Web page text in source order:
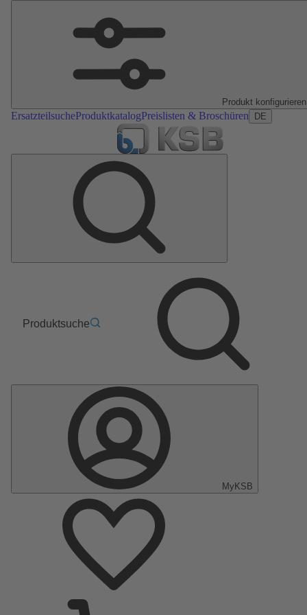
Produkt konfigurieren
ErsatzteilsucheProduktkatalogPreislisten & Broschüren DE
Produktsuche
MyKSB